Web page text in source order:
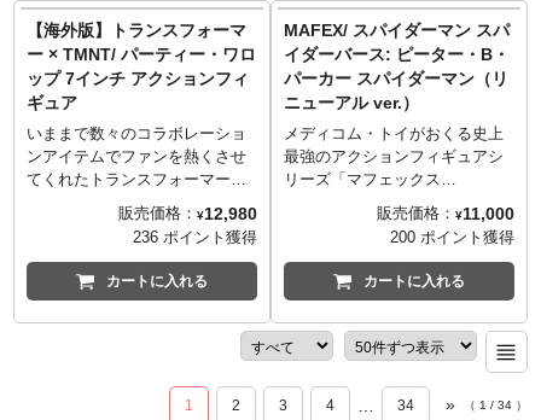
しまったフィギュアを復活させ
る事をコンセプトにスタートし
たリ・アクションシリーズ。現
在はオールドフィギュアの風合
いをあえて残し、初立体化を含
む様々なライセンスアイテムを
現代に蘇らせている。まさにセ
ンスの光る"今"注目のメーカ
たリ・アクションシリーズ。現
在はオールドフィギュアの風合
いをあえて残し、初立体化を含
む様々なライセンスアイテムを
現代に蘇らせている。まさにセ
ンスの光る"今"注目のメーカ
ー。
ットとなりました！ラインナッ
プは、「ラファエロ as フラン
ケンシュタインモンスター」
「ミケランジェロ as マミー」
「ドナテロ as 透明人間」「レ
オナルド as ギルマン」の4種。
4人の顔がドカンとデザインされ
たBOXも最高です！
約をキャンセル頂く場合や、分
納での入荷となる場合がござい
ます。またパッケージは輸送用
となりますため、パッケージに
覆うローブはもちろん、コブラ
との通信を行うコブラ型モニタ
ーまで付属したスーパー7らしさ
溢れるアイテムです。さらに紫
外線を浴びると紫色に肌色が変
化するギミック付き！
※入荷数の減数などによりご予
納での入荷となる場合がござい
ます。またパッケージは輸送用
となりますため、パッケージに
多少の傷やダメージがある場合
付属パーツ:
●3x Interchangeable heads
1x Neutral head
1x Smirking head
【海外版】トランスフォーマ
ー × TMNT/ パーティー・ワロ
ップ 7インチ アクションフィ
ギュア
いままで数々のコラボレーショ
ンアイテムでファンを熱くさせ
てくれたトランスフォーマー。
そして満を持して「ありそうで
なかった」TMNTことミュータ
ント・タートルズとのコラボレ
ーションが実現！タートルワゴ
ンが変形しタートルズロボット
に出来たり、付け替え可能な4人
分のカラーを再現できるヘッド
パーツが付属していたりと超親
切設計！ぜひお見逃しなく。
販売価格： ¥12,980
236 ポイント獲得
カートに入れる
MAFEX/ スパイダーマン スパ
イダーバース: ピーター・B・
パーカー スパイダーマン（リ
ニューアル ver.）
メディコム・トイがおくる史上
最強のアクションフィギュアシ
リーズ「マフェックス
（MAFEX）」。全高約15センチ
レベルのボディに新規設計のジ
ョイントパーツを設置し、ディ
スプレイしやすく大胆なポージ
ングも可能！映画『スパイダー
ピーター・B・パーカー版スパ
イダーマンが再び登場です。お
疲れ気味の素顔頭部、片足ずつ
のブーツとスニーカー、布製と
販売価格： ¥11,000
200 ポイント獲得
カートに入れる
1 2 3 4 34 » （ 1 / 34 ）